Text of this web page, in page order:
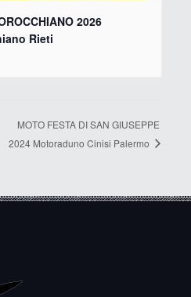
2026
Rieti
MOTO FESTA DI SAN GIUSEPPE
2024 Motoraduno Cinisi Palermo